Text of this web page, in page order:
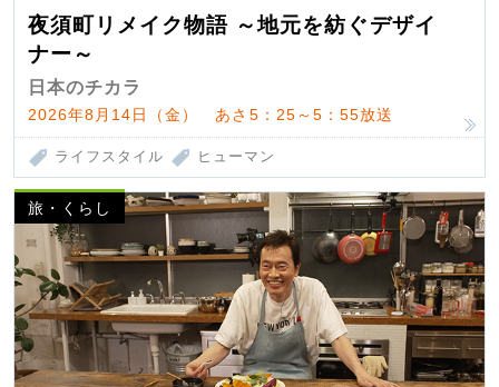
夜須町リメイク物語 ～地元を紡ぐデザイ
ナー～
日本のチカラ
2026年8月14日（金） あさ5：25～5：55放送
ライフスタイル ヒューマン
旅・くらし